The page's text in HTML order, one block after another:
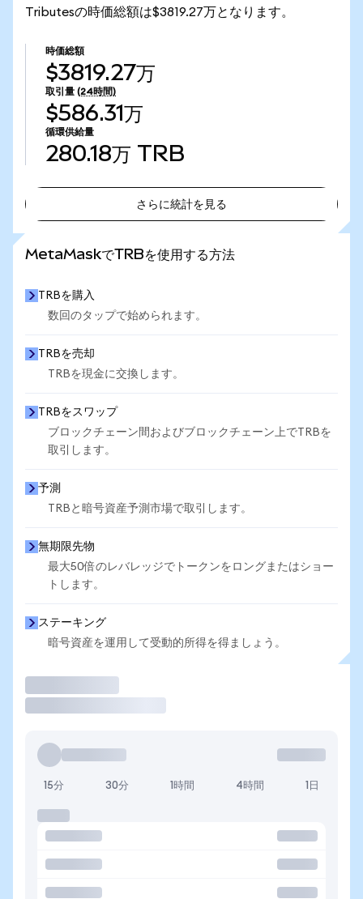
Tributesの時価総額は$3819.27万となります。
時価総額
$3819.27万
取引量 (24時間)
$586.31万
循環供給量
280.18万 TRB
さらに統計を見る
MetaMaskでTRBを使用する方法
TRBを購入
数回のタップで始められます。
TRBを売却
TRBを現金に交換します。
TRBをスワップ
ブロックチェーン間およびブロックチェーン上でTRBを
取引します。
予測
TRBと暗号資産予測市場で取引します。
無期限先物
最大50倍のレバレッジでトークンをロングまたはショー
トします。
ステーキング
暗号資産を運用して受動的所得を得ましょう。
15分 30分 1時間 4時間 1日